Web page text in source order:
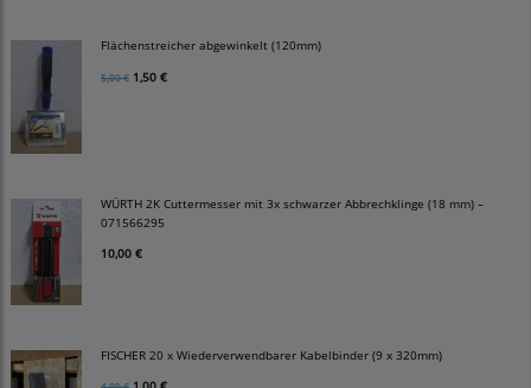
Flächenstreicher abgewinkelt (120mm)
5,00 € 1,50 €
WÜRTH 2K Cuttermesser mit 3x schwarzer Abbrechklinge (18 mm) –
071566295
10,00 €
FISCHER 20 x Wiederverwendbarer Kabelbinder (9 x 320mm)